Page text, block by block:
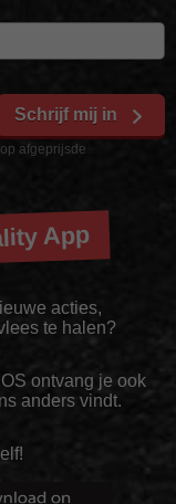
afgeprijsde
Schrijf mij in
App
acties,
te halen?
ontvang je ook
anders vindt.